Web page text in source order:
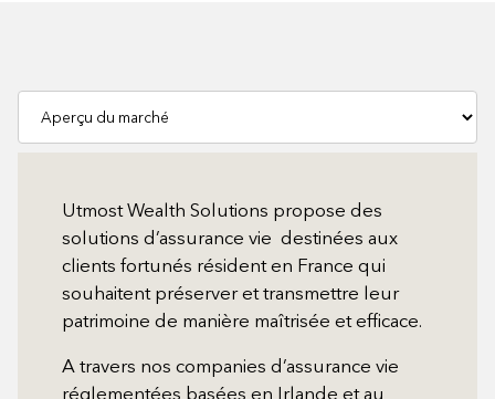
Utmost Wealth Solutions propose des
solutions d’assurance vie destinées aux
clients fortunés résident en France qui
souhaitent préserver et transmettre leur
patrimoine de manière maîtrisée et efficace.
A travers nos companies d’assurance vie
réglementées basées en Irlande et au